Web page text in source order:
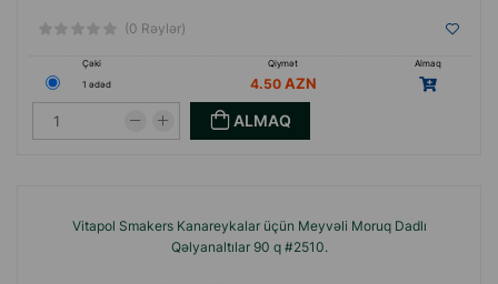
(0 Rəylər)
Çəki Qiymət
Almaq
1 ədəd
4.50
ALMAQ
Vitapol Smakers Kanareykalar üçün Meyvəli Moruq Dadlı
Qəlyanaltılar 90 q #2510.